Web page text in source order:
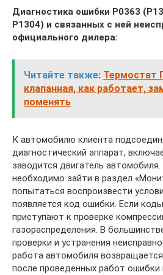
Диагностика ошибки Р0363
Р1304) и связанных с ней
официального дилера:
Читайте также: Термостат
клапанная, как работает,
поменять
К автомобилю клиента
диагностический аппарат,
заводится двигатель
необходимо зайти в раздел
попытаться воспроизвести
появляется код ошибки. Если
приступают к проверке
газораспределения. В
проверки и устранения
работа автомобиля
после проведенных работ